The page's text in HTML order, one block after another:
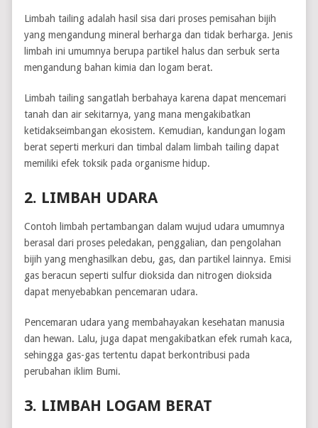
Limbah tailing adalah hasil sisa dari proses pemisahan bijih
yang mengandung mineral berharga dan tidak berharga. Jenis
limbah ini umumnya berupa partikel halus dan serbuk serta
mengandung bahan kimia dan logam berat.
Limbah tailing sangatlah berbahaya karena dapat mencemari
tanah dan air sekitarnya, yang mana mengakibatkan
ketidakseimbangan ekosistem. Kemudian, kandungan logam
berat seperti merkuri dan timbal dalam limbah tailing dapat
memiliki efek toksik pada organisme hidup.
2. LIMBAH UDARA
Contoh limbah pertambangan dalam wujud udara umumnya
berasal dari proses peledakan, penggalian, dan pengolahan
bijih yang menghasilkan debu, gas, dan partikel lainnya. Emisi
gas beracun seperti sulfur dioksida dan nitrogen dioksida
dapat menyebabkan pencemaran udara.
Pencemaran udara yang membahayakan kesehatan manusia
dan hewan. Lalu, juga dapat mengakibatkan efek rumah kaca,
sehingga gas-gas tertentu dapat berkontribusi pada
perubahan iklim Bumi.
3. LIMBAH LOGAM BERAT